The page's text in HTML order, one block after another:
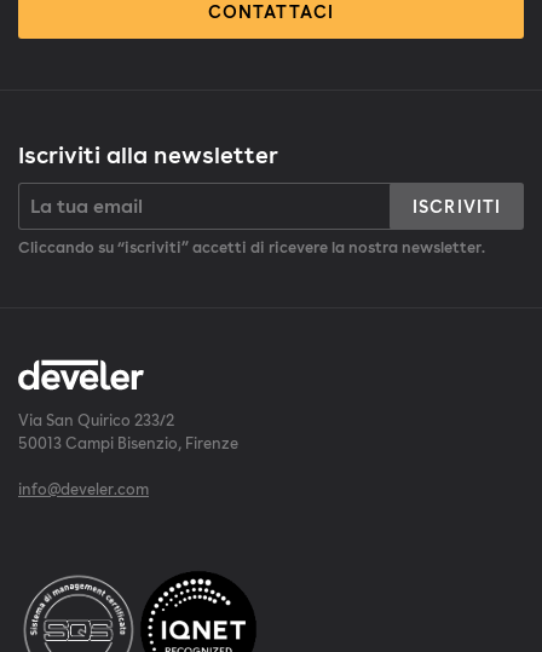
CONTATTACI
Iscriviti alla newsletter
ISCRIVITI
Cliccando su “iscriviti” accetti di ricevere la nostra newsletter.
Via San Quirico 233/2
50013 Campi Bisenzio, Firenze
info@develer.com